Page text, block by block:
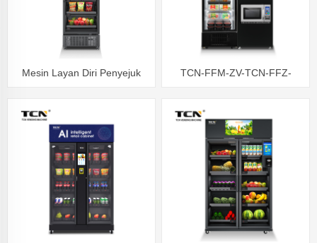
Mesin Layan Diri Penyejuk
TCN-FFM-ZV-TCN-FFZ-
Mesin layan diri beku